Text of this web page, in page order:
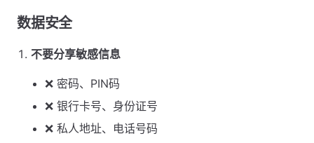
数据安全
不要分享敏感信息
❌ 密码、PIN码
❌ 银行卡号、身份证号
❌ 私人地址、电话号码